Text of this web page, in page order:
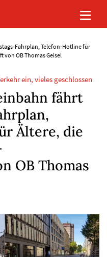
Fahrplan, Telefon-Hotline für
von OB Thomas Geisel
ein, vieles geschlossen
fährt
Ältere, die
OB Thomas